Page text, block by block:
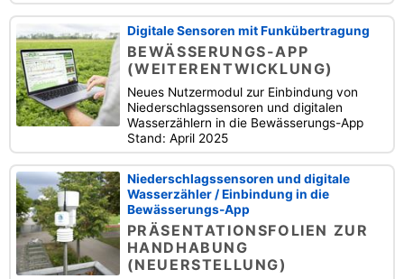
Digitale Sensoren mit Funkübertragung
BEWÄSSERUNGS-APP
(WEITERENTWICKLUNG)
Neues Nutzermodul zur Einbindung von
Niederschlagssensoren und digitalen
Wasserzählern in die Bewässerungs-App
Stand: April 2025
Niederschlagssensoren und digitale
Wasserzähler / Einbindung in die
Bewässerungs-App
PRÄSENTATIONSFOLIEN ZUR
HANDHABUNG
(NEUERSTELLUNG)